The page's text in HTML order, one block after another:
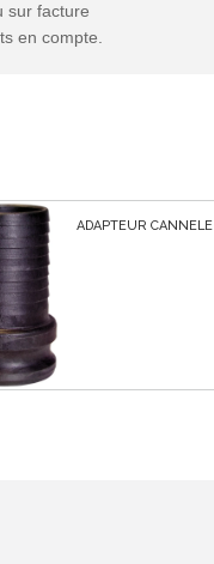
sur facture
en compte.
ADAPTEUR CANNELE